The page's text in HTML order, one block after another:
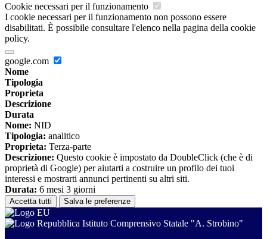
Cookie necessari per il funzionamento
I cookie necessari per il funzionamento non possono essere
disabilitati. È possibile consultare l'elenco nella pagina della cookie
policy.
google.com
Nome
Tipologia
Proprieta
Descrizione
Durata
Nome: NID
Tipologia: analitico
Proprieta: Terza-parte
Descrizione: Questo cookie è impostato da DoubleClick (che è di
proprietà di Google) per aiutarti a costruire un profilo dei tuoi
interessi e mostrarti annunci pertinenti su altri siti.
Durata: 6 mesi 3 giorni
Accetta tutti Salva le preferenze
Istituto Comprensivo Statale "A. Strobino"